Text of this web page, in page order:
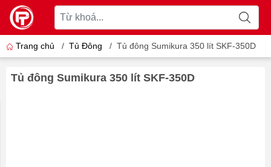
Trang chủ / Tủ Đông / Tủ đông Sumikura 350 lít SKF-350D
Tủ đông Sumikura 350 lít SKF-350D